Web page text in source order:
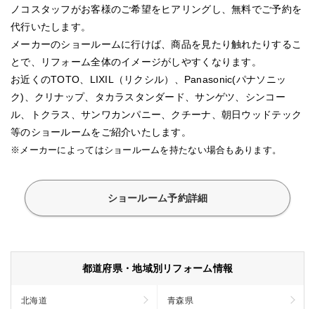
ノコスタッフがお客様のご希望をヒアリングし、無料でご予約を
代行いたします。
メーカーのショールームに行けば、商品を見たり触れたりするこ
とで、リフォーム全体のイメージがしやすくなります。
お近くのTOTO、LIXIL（リクシル）、Panasonic(パナソニッ
ク)、クリナップ、タカラスタンダード、サンゲツ、シンコー
ル、トクラス、サンワカンパニー、クチーナ、朝日ウッドテック
等のショールームをご紹介いたします。
※メーカーによってはショールームを持たない場合もあります。
ショールーム予約詳細
都道府県・地域別リフォーム情報
北海道 青森県